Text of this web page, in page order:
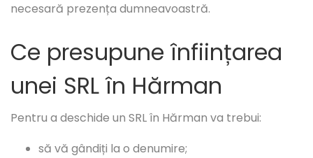
necesară prezența dumneavoastră.
Ce presupune înființarea
unei SRL în Hărman
Pentru a deschide un SRL în Hărman va trebui:
să vă gândiți la o denumire;